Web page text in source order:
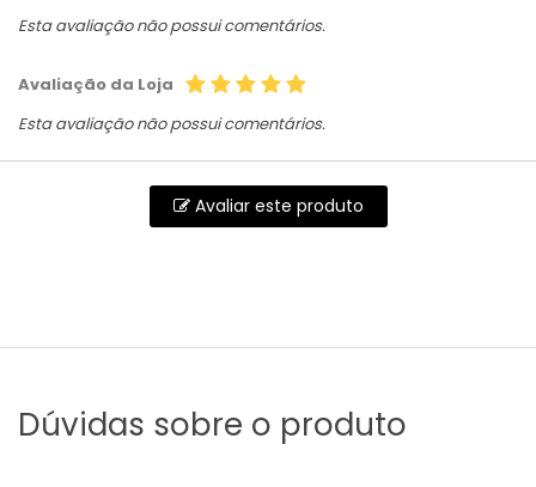
Esta avaliação não possui comentários.
Avaliação da Loja
Esta avaliação não possui comentários.
Avaliar este produto
Dúvidas sobre o produto